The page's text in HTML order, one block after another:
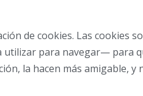
de cookies. Las
para navegar— para
la hacen más amigable,